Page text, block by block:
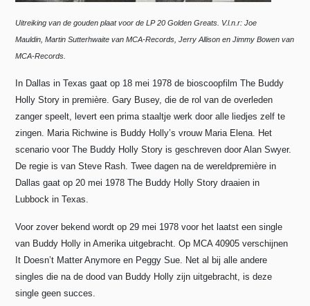
Uitreiking van de gouden plaat voor de LP 20 Golden Greats. V.l.n.r: Joe
Mauldin,Martin Sutterhwaite van MCA-Records, Jerry Allison en Jimmy Bowen van
MCA-Records.
In Dallas in Texas gaat op 18 mei 1978 de bioscoopfilm The Buddy
Holly Story in première.Gary Busey, die de rol van de overleden
zanger speelt, levert een prima staaltje werk door alle liedjes zelf te
zingen. Maria Richwine is Buddy Holly’s vrouw Maria Elena. Het
scenario voor The Buddy Holly Story is geschreven door Alan Swyer.
De regie is van Steve Rash. Twee dagen na de wereldpremière in
Dallas gaat op 20 mei 1978 The Buddy Holly Story draaien in
Lubbock in Texas.
Voor zover bekend wordt op 29 mei 1978 voor het laatst een single
van Buddy Holly in Amerika uitgebracht. Op MCA 40905 verschijnen
It Doesn’t Matter Anymore en Peggy Sue. Net al bij alle andere
singles die na de dood van Buddy Holly zijn uitgebracht, is deze
single geen succes.